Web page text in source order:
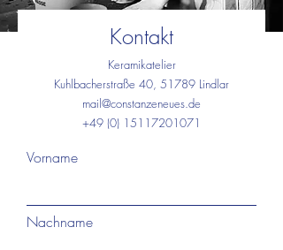
Kontakt
Keramikatelier
Kuhlbacherstraße 40, 51789 Lindlar
mail@constanzeneues.de
+49 (0) 15117201071
Vorname
Nachname